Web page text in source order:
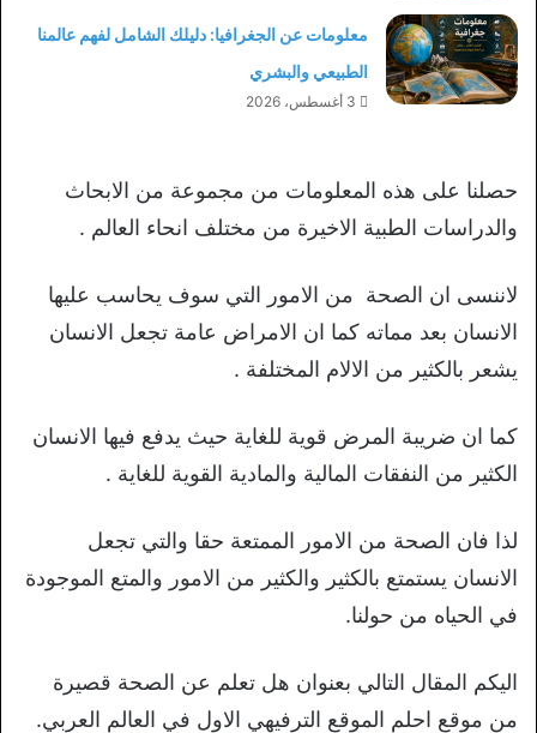
معلومات عن الجغرافيا: دليلك الشامل لفهم عالمنا
الطبيعي والبشري
3 أغسطس، 2026
حصلنا على هذه المعلومات من مجموعة من الابحاث
والدراسات الطبية الاخيرة من مختلف انحاء العالم .
لاننسى ان الصحة من الامور التي سوف يحاسب عليها
الانسان بعد مماته كما ان الامراض عامة تجعل الانسان
يشعر بالكثير من الالام المختلفة .
كما ان ضريبة المرض قوية للغاية حيث يدفع فيها الانسان
الكثير من النفقات المالية والمادية القوية للغاية .
لذا فان الصحة من الامور الممتعة حقا والتي تجعل
الانسان يستمتع بالكثير والكثير من الامور والمتع الموجودة
في الحياه من حولنا.
اليكم المقال التالي بعنوان هل تعلم عن الصحة قصيرة
من موقع احلم الموقع الترفيهي الاول في العالم العربي.